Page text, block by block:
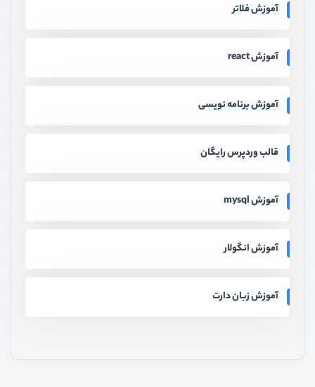
آموزش فلاتر
آموزش react
آموزش برنامه نویسی
قالب وردپرس رایگان
آموزش mysql
آموزش انگولار
آموزش زبان دارت